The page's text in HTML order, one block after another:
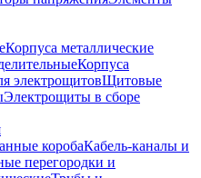
Корпуса металлические
Корпуса
электрощитовЩитовые
Электрощиты в сборе
коробаКабель-каналы и
перегородки и